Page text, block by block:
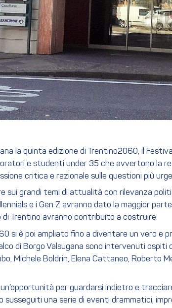
la quinta edizione di Trentino2060, il
e studenti under 35 che avvertono la
critica e razionale sulle questioni più
sui grandi temi di attualità con rilevanza
e i Gen Z avranno dato la maggior
di Trentino avranno contribuito a costruire.
si è poi ampliato fino a diventare un vero e
di Borgo Valsugana sono intervenuti
Michele Boldrin, Elena Cattaneo, Roberto
un’opportunità per guardarsi indietro e
una serie di eventi drammatici,